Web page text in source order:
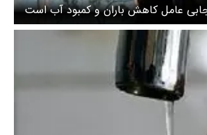
عامل کاهش باران و‌ کمبود آب است